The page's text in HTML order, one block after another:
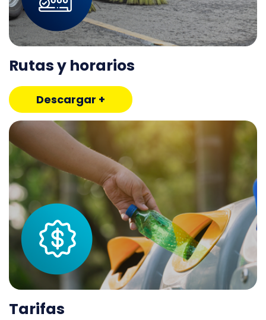
Rutas y horarios
Descargar +
Tarifas